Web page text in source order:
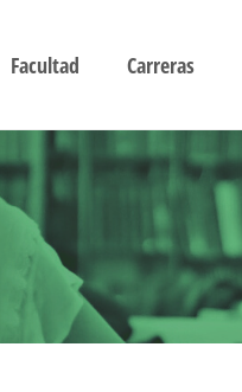
Facultad Carreras